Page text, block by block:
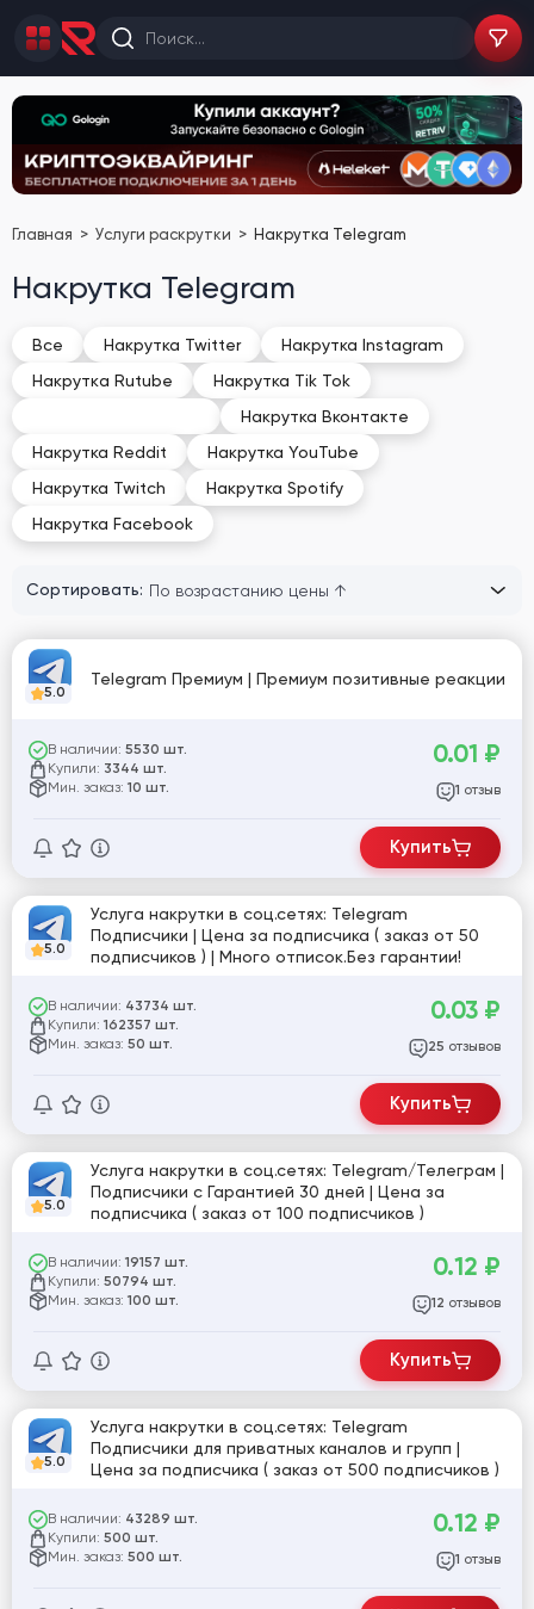
Главная Услуги раскрутки Накрутка Telegram
Накрутка Telegram
Все Накрутка Twitter
Накрутка Instagram
Накруткa Rutube
Накрутка Tik Tok
Накрутка Вконтакте
Накрутка Reddit
Накрутка YouTube
Накрутка Twitch
Накрутка Spotify
Накрутка Facebook
Сортировать:
5.0
Telegram Премиум | Премиум позитивные реакции
В наличии: 5530 шт.
Купили: 3344 шт.
Мин. заказ: 10 шт.
0.01 ₽
1 отзыв
Купить
5.0
Услуга накрутки в соц.сетях: Telegram
Подписчики | Цена за подписчика ( заказ от 50
подписчиков ) | Много отписок.Без гарантии!
В наличии: 43734 шт.
Купили: 162357 шт.
Мин. заказ: 50 шт.
0.03 ₽
25 отзывов
Купить
5.0
Услуга накрутки в соц.сетях: Telegram/Телеграм |
Подписчики с Гарантией 30 дней | Цена за
подписчика ( заказ от 100 подписчиков )
В наличии: 19157 шт.
Купили: 50794 шт.
Мин. заказ: 100 шт.
0.12 ₽
12 отзывов
Купить
5.0
Услуга накрутки в соц.сетях: Telegram
Подписчики для приватных каналов и групп |
Цена за подписчика ( заказ от 500 подписчиков )
В наличии: 43289 шт.
Купили: 500 шт.
Мин. заказ: 500 шт.
0.12 ₽
1 отзыв